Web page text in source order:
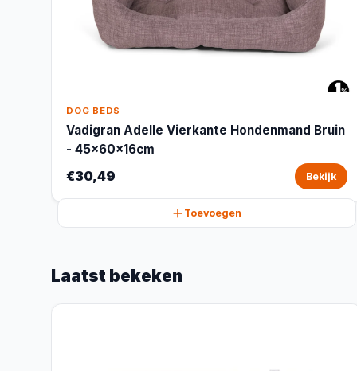
DOG BEDS
Vadigran Adelle Vierkante Hondenmand Bruin
- 45x60x16cm
€30,49 Bekijk
Toevoegen
Laatst bekeken